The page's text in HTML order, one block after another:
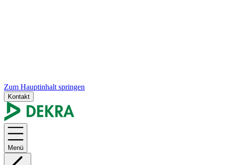
Zum Hauptinhalt springen
Kontakt
Menü